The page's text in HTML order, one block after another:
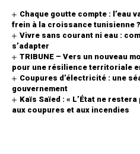
Chaque goutte compte : l’eau
frein à la croissance tunisienne ?
Vivre sans courant ni eau :
s’adapter
TRIBUNE – Vers un nouveau
pour une résilience territoriale
Coupures d’électricité : une
gouvernement
Kaïs Saïed : « L’État ne
aux coupures et aux incendies